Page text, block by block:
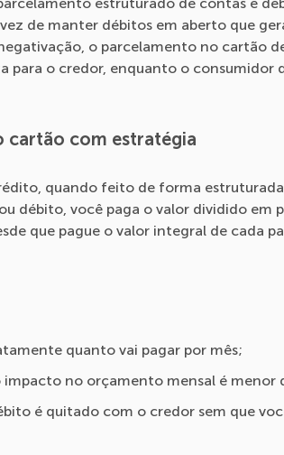
estruturado de contas e
de manter débitos em aberto que
o parcelamento no cartão
para o credor, enquanto o consumidor
cartão com estratégia
quando feito de forma
débito, você paga o valor dividido em
que pague o valor integral de cada
quanto vai pagar por mês;
impacto no orçamento mensal é menor
é quitado com o credor sem que